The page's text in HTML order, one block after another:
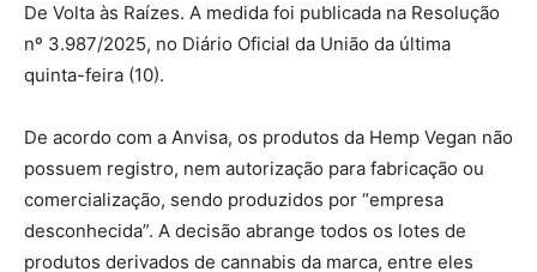
De Volta às Raízes. A medida foi publicada na Resolução
nº 3.987/2025, no Diário Oficial da União da última
quinta-feira (10).
De acordo com a Anvisa, os produtos da Hemp Vegan não
possuem registro, nem autorização para fabricação ou
comercialização, sendo produzidos por “empresa
desconhecida”. A decisão abrange todos os lotes de
produtos derivados de cannabis da marca, entre eles